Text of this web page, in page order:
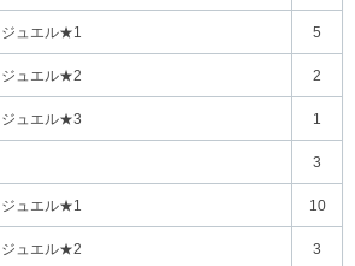
ュエル★1 5
ジュエル★2 2
ジュエル★3 1
3
ュエル★1 10
ジュエル★2 3